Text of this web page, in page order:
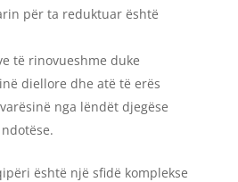
për ta reduktuar është
të rinovueshme duke
diellore dhe atë të erës
nga lëndët djegëse
është një sfidë komplekse